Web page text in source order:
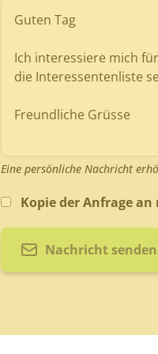
Eine persönliche Nachricht
Kopie der Anfrage an
Nachricht senden